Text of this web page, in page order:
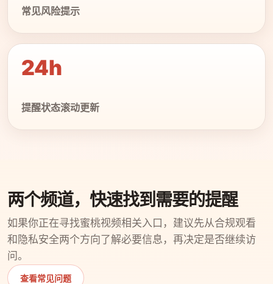
常见风险提示
24h
提醒状态滚动更新
两个频道，快速找到需要的提醒
如果你正在寻找蜜桃视频相关入口，建议先从合规观看
和隐私安全两个方向了解必要信息，再决定是否继续访
问。
查看常见问题